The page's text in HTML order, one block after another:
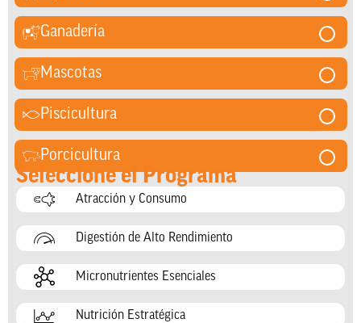
Ganadería
Mascotas
Piscicultura
Porcicultura
Seleccione el Programa
Atracción y Consumo
Digestión de Alto Rendimiento
Micronutrientes Esenciales
Nutrición Estratégica